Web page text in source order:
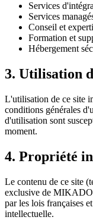
Services
Services
Conseil et
Formation et
Hébergement
3. Utilisation
L'utilisation de ce site
conditions générales
d'utilisation sont
moment.
4. Propriété
Le contenu de ce site
exclusive de
par les lois françaises
intellectuelle.